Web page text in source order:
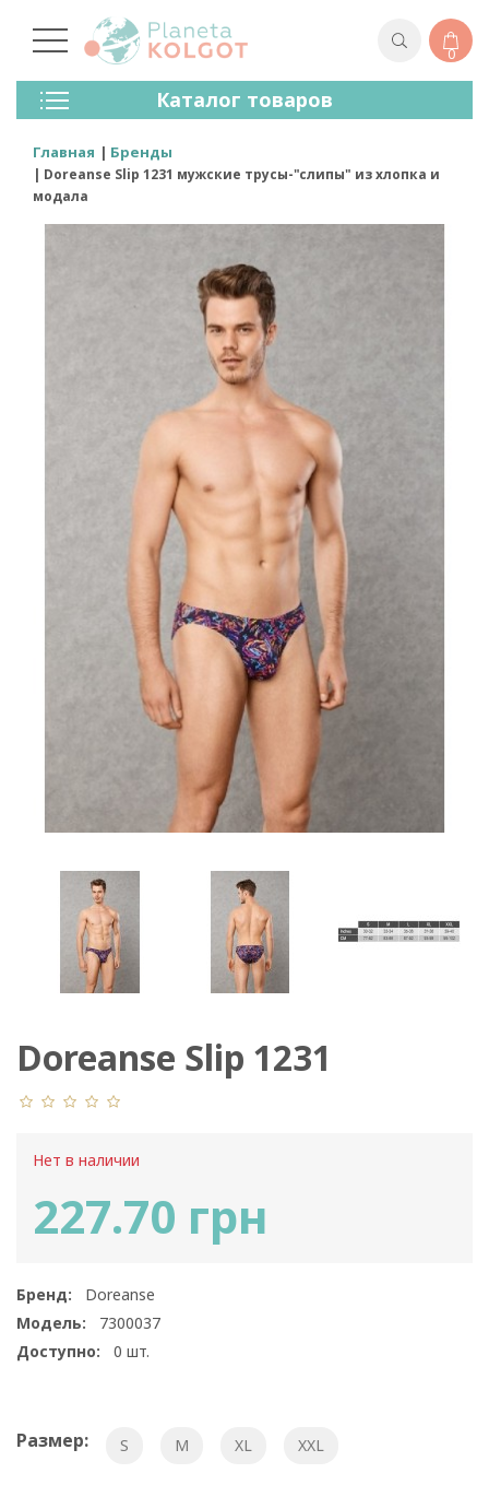
0
Каталог товаров
Колготки
Чулки
Лосины (леггинсы)
Носки И Гольфы
Спортивная Одежда
Главная Бренды
Doreanse Slip 1231 мужские трусы-"слипы" из хлопка и
модала
Doreanse Slip 1231
Нет в наличии
227.70 грн
Бренд:
Doreanse
Модель:
7300037
Доступно:
0 шт.
Размер: S M XL XXL